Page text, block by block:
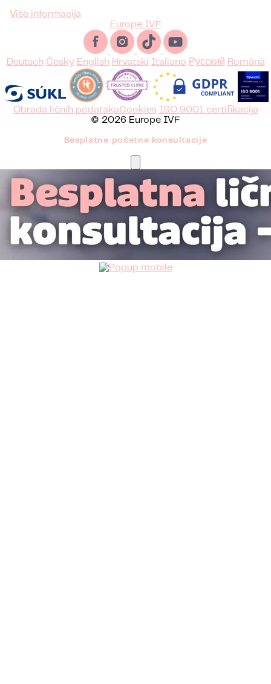
Više informacija
Europe IVF
Deutsch Česky English Hrvatski Italiano Русский Română
Obrada ličnih podatakaCookies ISO 9001 certifikacija
© 2026 Europe IVF
Besplatne početne konsultacije